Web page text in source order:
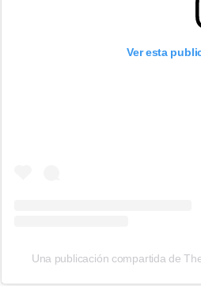
Ver esta
Una publicación compartida de